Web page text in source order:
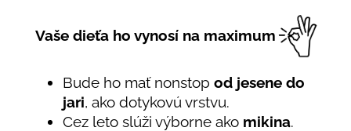
Vaše dieťa ho vynosí na maximum
Bude ho mať nonstop od jesene do
jari, ako dotykovú vrstvu.
Cez leto slúži výborne ako mikina.